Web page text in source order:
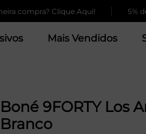
Clique Aqui! | 5% de
Mais Vendidos
Boné 9FORTY Los
Branco